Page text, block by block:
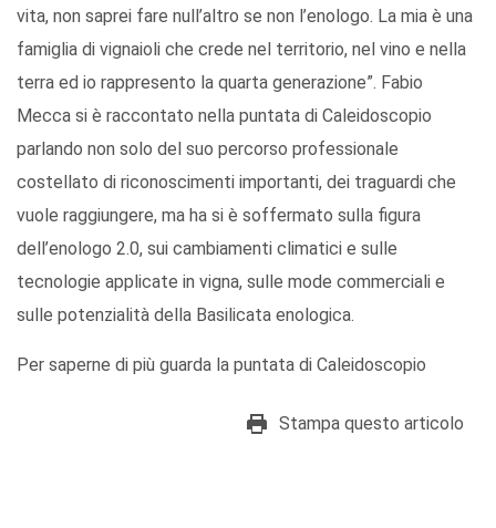
vita, non saprei fare null’altro se non l’enologo. La mia è una
famiglia di vignaioli che crede nel territorio, nel vino e nella
terra ed io rappresento la quarta generazione”. Fabio
Mecca si è raccontato nella puntata di Caleidoscopio
parlando non solo del suo percorso professionale
costellato di riconoscimenti importanti, dei traguardi che
vuole raggiungere, ma ha si è soffermato sulla figura
dell’enologo 2.0, sui cambiamenti climatici e sulle
tecnologie applicate in vigna, sulle mode commerciali e
sulle potenzialità della Basilicata enologica.
Per saperne di più guarda la puntata di Caleidoscopio
Stampa questo articolo